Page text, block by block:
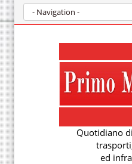
Quotidiano
ed